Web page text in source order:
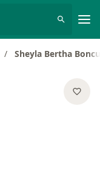
Sheyla Bertha